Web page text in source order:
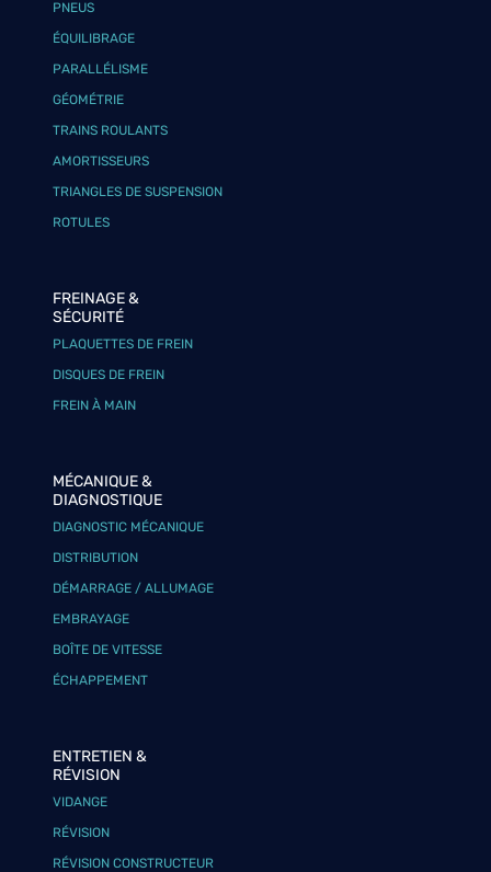
PNEUS
ÉQUILIBRAGE
PARALLÉLISME
GÉOMÉTRIE
TRAINS ROULANTS
AMORTISSEURS
TRIANGLES DE SUSPENSION
ROTULES
FREINAGE &
SÉCURITÉ
PLAQUETTES DE FREIN
DISQUES DE FREIN
FREIN À MAIN
MÉCANIQUE &
DIAGNOSTIQUE
DIAGNOSTIC MÉCANIQUE
DISTRIBUTION
DÉMARRAGE / ALLUMAGE
EMBRAYAGE
BOÎTE DE VITESSE
ÉCHAPPEMENT
ENTRETIEN &
RÉVISION
VIDANGE
RÉVISION
RÉVISION CONSTRUCTEUR